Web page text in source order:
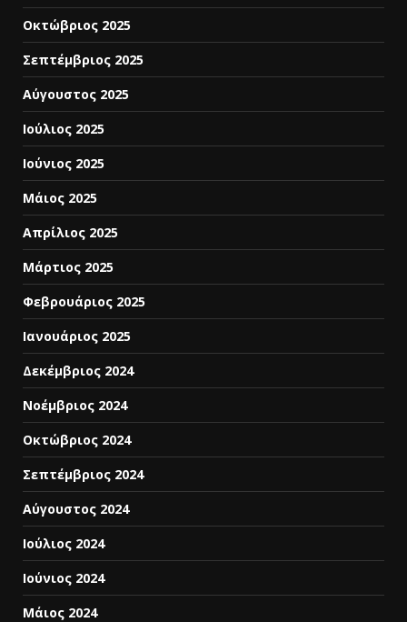
Οκτώβριος 2025
Σεπτέμβριος 2025
Αύγουστος 2025
Ιούλιος 2025
Ιούνιος 2025
Μάιος 2025
Απρίλιος 2025
Μάρτιος 2025
Φεβρουάριος 2025
Ιανουάριος 2025
Δεκέμβριος 2024
Νοέμβριος 2024
Οκτώβριος 2024
Σεπτέμβριος 2024
Αύγουστος 2024
Ιούλιος 2024
Ιούνιος 2024
Μάιος 2024